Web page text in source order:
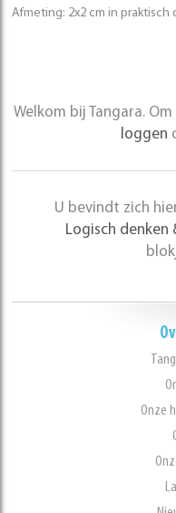
Afmeting: 2x2 cm in praktisch
Welkom bij Tangara.
loggen
U bevindt zich
Logisch denken
Onze